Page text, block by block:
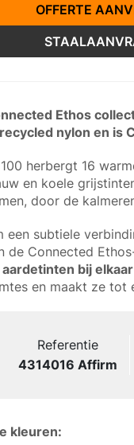
OFFERTE
Ethos
nylon en is
herbergt 16
en koele
door de
een subtiele
de Connected
aardetinten bij
en maakt ze tot
Referentie
4314016 Affirm
kleuren: